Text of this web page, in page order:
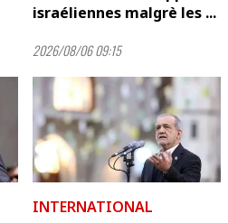
israéliennes malgrè les ...
2026/08/06 09:15
INTERNATIONAL